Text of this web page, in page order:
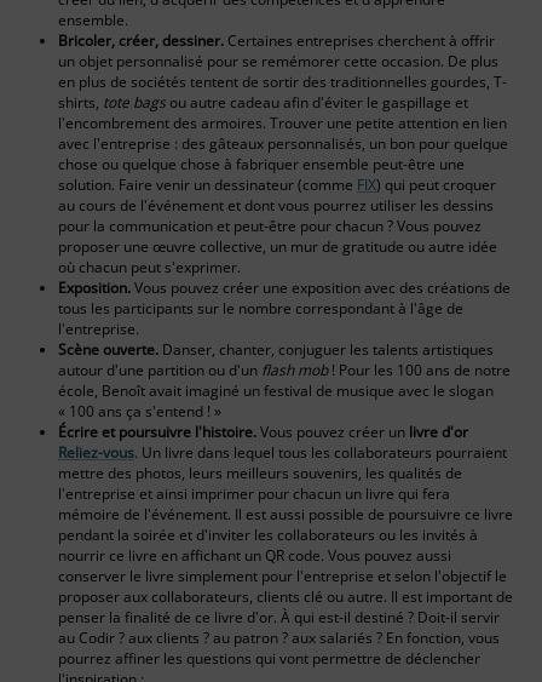
ensemble.
Bricoler, créer, dessiner. Certaines entreprises cherchent à offrir
un objet personnalisé pour se remémorer cette occasion. De plus
en plus de sociétés tentent de sortir des traditionnelles gourdes, T-
shirts, tote bags ou autre cadeau afin d'éviter le gaspillage et
l'encombrement des armoires. Trouver une petite attention en lien
avec l'entreprise : des gâteaux personnalisés, un bon pour quelque
chose ou quelque chose à fabriquer ensemble peut-être une
solution. Faire venir un dessinateur (comme FIX) qui peut croquer
au cours de l'événement et dont vous pourrez utiliser les dessins
pour la communication et peut-être pour chacun ? Vous pouvez
proposer une œuvre collective, un mur de gratitude ou autre idée
où chacun peut s'exprimer.
Exposition.Vous pouvez créer une exposition avec des créations de
tous les participants sur le nombre correspondant à l'âge de
l'entreprise.
Scène ouverte. Danser, chanter, conjuguer les talents artistiques
autour d'une partition ou d'un flash mob! Pour les 100 ans de notre
école, Benoît avait imaginé un festival de musique avec le slogan
« 100 ans ça s'entend ! »
Écrire et poursuivre l'histoire.Vous pouvez créer un livre d'or
Reliez-vous. Un livre dans lequel tous les collaborateurs pourraient
mettre des photos, leurs meilleurs souvenirs, les qualités de
l'entreprise et ainsi imprimer pour chacun un livre qui fera
mémoire de l'événement. Il est aussi possible de poursuivre ce livre
pendant la soirée et d'inviter les collaborateurs ou les invités à
nourrir ce livre en affichant un QR code. Vous pouvez aussi
conserver le livre simplement pour l'entreprise et selon l'objectif le
proposer aux collaborateurs, clients clé ou autre. Il est important de
penser la finalité de ce livre d'or. À qui est-il destiné ? Doit-il servir
au Codir ? aux clients ? au patron ? aux salariés ? En fonction, vous
pourrez affiner les questions qui vont permettre de déclencher